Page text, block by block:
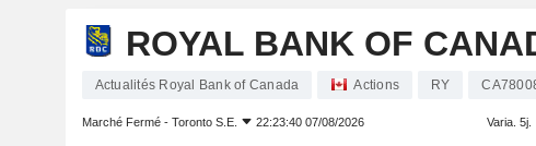
ROYAL BANK OF
Actualités Royal Bank of Canada Actions RY
Marché Fermé - Toronto S.E. 22:23:40 07/08/2026 Varia. 5j.